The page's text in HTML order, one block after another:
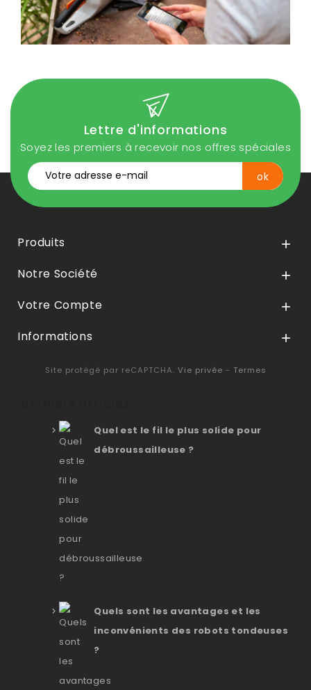
Lettre d'informations
Soyez les premiers à recevoir nos offres spéciales
Produits 
Notre Société 
Votre Compte 
Informations 
Site protégé par reCAPTCHA. Vie privée - Termes
Quel est le fil le plus solide pour
débroussailleuse ?
Quels sont les avantages et les
inconvénients des robots tondeuses
?